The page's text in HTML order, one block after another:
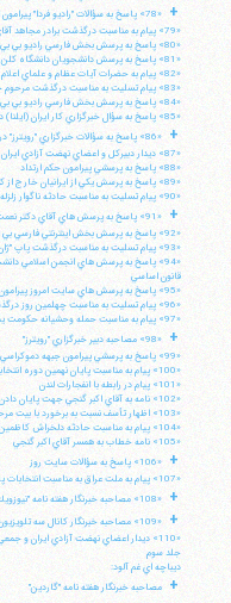
+
«78» پاسخ به سؤالات "راديو فردا" پيرامون تشيع و مرجعيت ديني
«79» پيام به مناسبت درگذشت برادر مجاهد آقاي ابوعمار ياسر عرفات
«80» پاسخ به پرسش بخش فارسي راديو بي بي سي در مورد حجاب بانوان و اشتغالآنها
«81» پاسخ به پرسش دانشجويان دانشگاه كلن آلمان در مورد برگزاريرفراندوم
«82» پيام به حضرات آيات عظام و علماي اعلام نجف و كربلا
«83» پيام تسليت به مناسبت درگذشت مرحوم حاج آقا مجتبي آيت
«84» پاسخ به پرسش بخش فارسي راديو بي بي سي در مورد برگزاري رفراندوم ونظارت نهادهاي بين المللي
«85» پاسخ به سؤال خبرگزاري كار ايران (ايلنا) در خصوص تعيين سقف مهريهزنان
+
«86» پاسخ به سؤالات خبرگزاري "رويترز" در مورد انتخابات آينده عراق
«87» ديدار دبيركل و اعضاي نهضت آزادي ايران در دهمين سالگرد بزرگداشتمرحوم مهندس مهدي بازرگان
«88» پاسخ به پرسشي پيرامون حكم ارتداد
«89» پاسخ به پرسش يكي از ايرانيان خارج از كشور پيرامون تفكيك رهبري دينياز رهبري سياسي
«90» پيام تسليت به مناسبت حادثه ناگوار زلزله زرند كرمان
+
«91» پاسخ به پرسش هاي آقاي دكتر نعمت احمدي
«92» پاسخ به پرسش بخش اينترنتي فارسي بي بي سي پيرامون مصاديق "قتلنفس"
«93» پيام تسليت به مناسبت درگذشت پاپ "ژان پل دوم" رهبر مسيحيانكاتوليك
«94» پاسخ به پرسش هاي انجمن اسلامي
قانون اساسي
«95» پاسخ به پرسش هاي سايت امروز پيرامون دو رخداد سياسي
«96» پيام تسليت به مناسبت چهلمين روز درگذشت مرحوم آيت الله آشتياني(ره)
«97» پيام به مناسبت حمله وحشيانه حكومت يمن به شيعيان
+
«98» مصاحبه دبير خبرگزاري "رويترز"
«99» پاسخ به پرسشي پيرامون جبهه دموكراسي خواهي و حقوق بشر و انتخابات
«100» پيام به مناسبت پايان نهمين دوره انتخابات رياست جمهوري
«101» پيام در رابطه با انفجارات لندن
«102» نامه به آقاي اكبر گنجي جهت پايان دادن به اعتصاب غذا در زندان
«103» اظهار تأسف نسبت به برخورد با بيت مرحوم آيت الله العظمي شيرازي
«104» پيام به مناسبت حادثه دلخراش كاظمين
«105» نامه خطاب به همسر آقاي اكبر گنجي
+
«106» پاسخ به سؤالات سايت روز
«107» پيام به ملت عراق به مناسبت انتخابات پارلمان ملي آن كشور
+ «108» مصاحبه خبرنگار هفته نامه "نيوزويك"
+
«109» مصاحبه خبرنگار كانال سه تلويزيون ايتاليا
«110» ديدار اعضاي نهضت آزادي ايران و جمعي از دوستان مرحوم مهندس مهديبازرگان
جلد سوم
ديباچه اي غم آلود:
+ مصاحبه خبرنگار هفته نامه "گاردين"